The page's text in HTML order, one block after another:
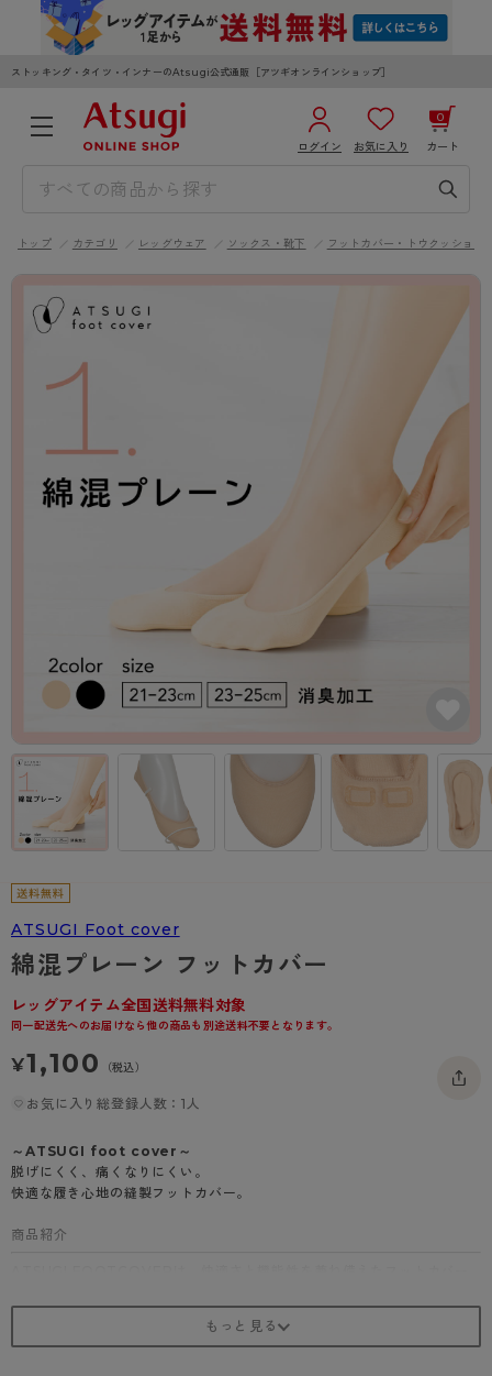
ストッキング・タイツ・インナーのAtsugi公式通販［アツギオンラインショップ］
ログイン お気に入り カート
0
3,980円以上のご購入で送料無料
KIDS
カテゴリから探す
ストッキング
- 無地ストッキング
- 柄ストッキング
- ショート丈ストッキング
- 着圧ストッキング
- パンティ部レスストッキング
タイツ
- 無地タイツ
- 柄タイツ
- ひざ下丈タイツ
- 着圧タイツ
ソックス・靴下
ブラジャー
- ノンワイヤーブラ
- ワイヤーブラ
- ブラトップ
ショーツ
- レギュラーショーツ
- サニタリーショーツ
- ガードル・補正ショーツ
肌着・インナー
- 長袖（七分袖以上）
- タンクトップ
- カップ付きインナー
ライフスタイルウェア
ボトムス
ルームウェア・パジャマ
アクティブ・スポーツ
- スポーツブラ
- スポーツトップス
- スポーツボトムス
雑貨・小物
ソックス・靴下
クルー・レギュラー丈ソックス
スニーカー丈・くるぶし丈ソックス
ハイソックス
メンズパンツ
ボクサー
トランクス
Tバック・ビキニ
肌着・インナー
ライフスタイルウェア
ボトムス
ルームウェア・パジャマ
ソックス・靴下
クルー・レギュラー丈ソックス
スニーカー丈・くるぶし丈ソックス
ハイソックス
スクールソックス
ブラジャー
ノンワイヤーブラ
ワイヤーブラ
スポーツブラ
ショーツ
レギュラーショーツ
サニタリーショーツ
ボクサー
アスティーグ
スゴスト
フェイクタイツ
hotto comfort
Atsugi COLORS
BT
スクールタイム
みんなの、みんなの。
CLINICAL
ハイジュニ
商品選びのお手伝い
ブラジャー特集
私に似合う、ストッキング選び
タイツの選び方
ご利用ガイド
はじめての方へ
よくある質問（FAQ）
サイズ表
お支払い方法について
配送方法について
返品・交換について
お問い合わせについて
トップ カテゴリ レッグウェア ソックス・靴下 フットカバー・トウクッション
ATSUGI Foot cover
綿混プレーン フットカバー
レッグアイテム全国送料無料対象
同一配送先へのお届けなら他の商品も別途送料不要となります。
¥1,100 （税込）
お気に入り総登録人数：1人
～ATSUGI foot cover～
脱げにくく、痛くなりにくい。
快適な履き心地の縫製フットカバー。
商品紹介
綿混素材を使用しているので、肌触りが良く、長時間はいても快適です。
はきぐちが浅めなので、靴から見えにくく、スタイリッシュにはけます